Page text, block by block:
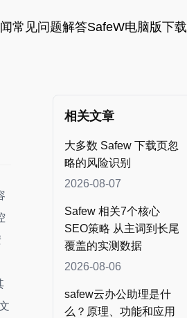
常见问题解答SafeW电脑版下载
相关文章
大多数 Safew 下载页忽
略的风险识别
2026-08-07
Safew 相关7个核心
SEO策略 从主词到长尾
覆盖的实测数据
2026-08-06
safew云办公助理是什
么？原理、功能和应用